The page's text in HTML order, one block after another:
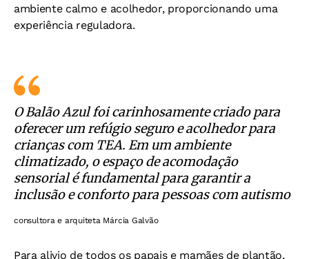
ambiente calmo e acolhedor, proporcionando uma
experiência reguladora.
O Balão Azul foi carinhosamente criado para
oferecer um refúgio seguro e acolhedor para
crianças com TEA. Em um ambiente
climatizado, o espaço de acomodação
sensorial é fundamental para garantir a
inclusão e conforto para pessoas com autismo
consultora e arquiteta Márcia Galvão
Para alivio de todos os papais e mamães de plantão,